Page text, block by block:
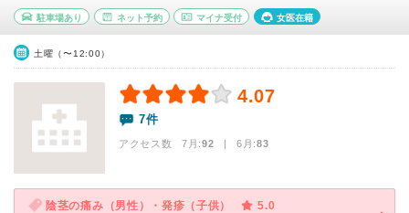
駐車場あり ネット予約 マイナ受付 女医在籍
土曜（〜12:00）
4.07
7件
アクセス数 7月:92 | 6月:83
陰茎の痛み（男性）・発疹（子供）
5.0